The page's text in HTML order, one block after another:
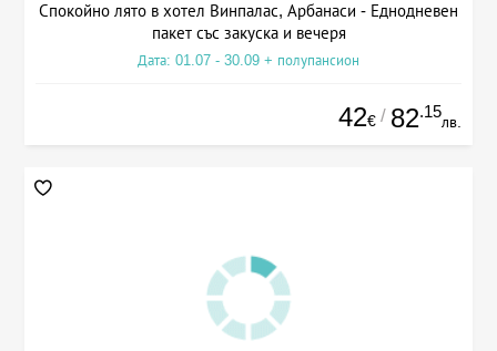
Спокойно лято в хотел Винпалас, Арбанаси - Еднодневен
пакет със закуска и вечеря
Дата: 01.07 - 30.09 + полупансион
42€ / 82.15
лв.